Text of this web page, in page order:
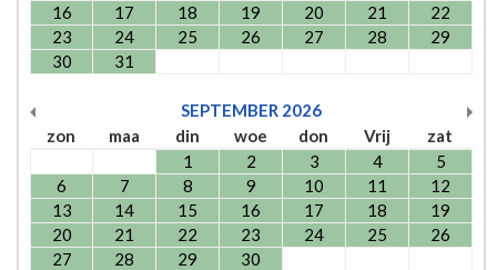
16
17 18 19 20 21
22
23
24 25 26 27 28
29
30
31
SEPTEMBER 2026
zon
maa din woe don Vrij
zat
1
2 3 4
5
6
7 8 9 10 11
12
13
14 15 16 17 18
19
20
21 22 23 24 25
26
27
28 29 30